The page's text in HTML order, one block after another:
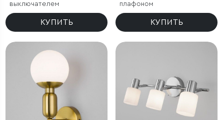
выключателем
КУПИТЬ
плафоном
КУПИТЬ